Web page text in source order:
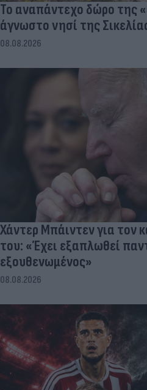
To αναπάντεχο δώρο της
άγνωστο νησί της
08.08.2026
Χάντερ Μπάιντεν για τον
του: «Έχει εξαπλωθεί
εξουθενωμένος»
08.08.2026